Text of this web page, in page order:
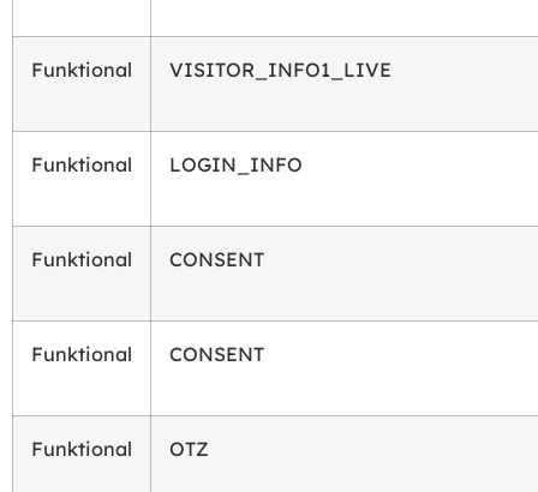
Funktional VISITOR_INFO1_LIVE
Funktional LOGIN_INFO
Funktional CONSENT
Funktional CONSENT
Funktional OTZ